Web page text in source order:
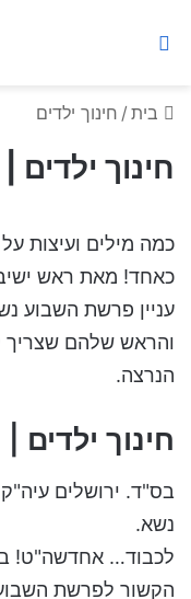
בית / חינוך ילדים
חינוך
כמה מילים ועיצות על
כאחד! מאת ראש
עניין פרשת השבוע
והראש שלהם שצריך
הנרצה.
חינוך
בס"ד. ירושלים
נשא.
לכבוד… אחדשה"ט!
הקשור לפרשת